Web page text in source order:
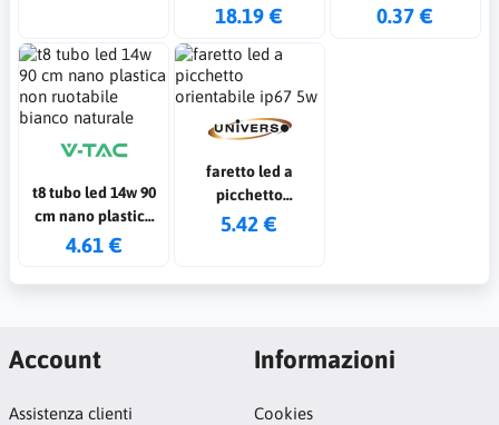
regolabile 12w col.
18.19 €
cavo in silicone (pz
0.37 €
t8 tubo led 14w 90
cm nano plastica
non ruotabile
4.61 €
faretto led a
picchetto
orientabile ip67 5w
5.42 €
Account
Assistenza clienti
Informazioni
Cookies